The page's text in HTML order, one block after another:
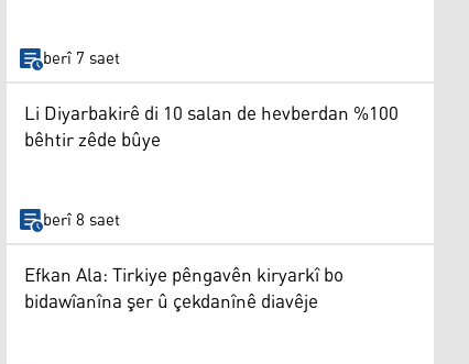
berî 7 saet
Li Diyarbakirê di 10 salan de hevberdan %100
bêhtir zêde bûye
berî 8 saet
Efkan Ala: Tirkiye pêngavên kiryarkî bo
bidawîanîna şer û çekdanînê diavêje